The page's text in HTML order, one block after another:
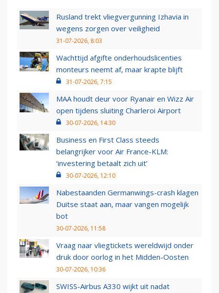
Rusland trekt vliegvergunning Izhavia in
wegens zorgen over veiligheid
31-07-2026, 8:03
Wachttijd afgifte onderhoudslicenties
monteurs neemt af, maar krapte blijft
31-07-2026, 7:15
MAA houdt deur voor Ryanair en Wizz Air
open tijdens sluiting Charleroi Airport
30-07-2026, 14:30
Business en First Class steeds
belangrijker voor Air France-KLM:
‘investering betaalt zich uit’
30-07-2026, 12:10
Nabestaanden Germanwings-crash klagen
Duitse staat aan, maar vangen mogelijk
bot
30-07-2026, 11:58
Vraag naar vliegtickets wereldwijd onder
druk door oorlog in het Midden-Oosten
30-07-2026, 10:36
SWISS-Airbus A330 wijkt uit nadat